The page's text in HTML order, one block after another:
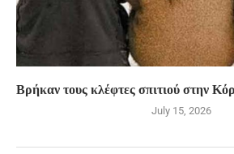
Βρήκαν τους κλέφτες σπιτιού στην
July 15, 2026